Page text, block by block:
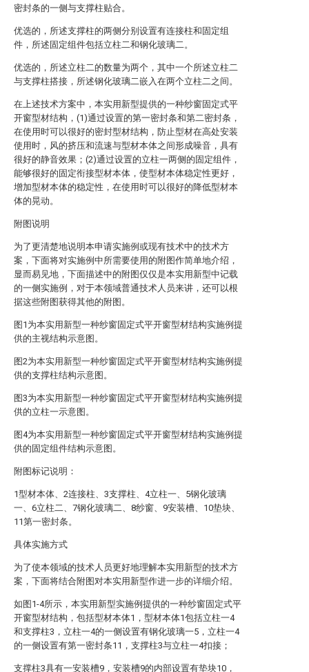
密封条的一侧与支撑柱贴合。
优选的，所述支撑柱的两侧分别设置有连接柱和固定组
件，所述固定组件包括立柱二和钢化玻璃二。
优选的，所述立柱二的数量为两个，其中一个所述立柱二
与支撑柱搭接，所述钢化玻璃二嵌入在两个立柱二之间。
在上述技术方案中，本实用新型提供的一种纱窗固定式平
开窗型材结构，(1)通过设置的第一密封条和第二密封条，
在使用时可以很好的密封型材结构，防止型材在高处安装
使用时，风的挤压和流速与型材本体之间形成噪音，具有
很好的静音效果；(2)通过设置的立柱一两侧的固定组件，
能够很好的固定衔接型材本体，使型材本体稳定性更好，
增加型材本体的稳定性，在使用时可以很好的降低型材本
体的晃动。
附图说明
为了更清楚地说明本申请实施例或现有技术中的技术方
案，下面将对实施例中所需要使用的附图作简单地介绍，
显而易见地，下面描述中的附图仅仅是本实用新型中记载
的一侧实施例，对于本领域普通技术人员来讲，还可以根
据这些附图获得其他的附图。
图1为本实用新型一种纱窗固定式平开窗型材结构实施例提
供的主视结构示意图。
图2为本实用新型一种纱窗固定式平开窗型材结构实施例提
供的支撑柱结构示意图。
图3为本实用新型一种纱窗固定式平开窗型材结构实施例提
供的立柱一示意图。
图4为本实用新型一种纱窗固定式平开窗型材结构实施例提
供的固定组件结构示意图。
附图标记说明：
1型材本体、2连接柱、3支撑柱、4立柱一、5钢化玻璃
一、6立柱二、7钢化玻璃二、8纱窗、9安装槽、10垫块、
11第一密封条。
具体实施方式
为了使本领域的技术人员更好地理解本实用新型的技术方
案，下面将结合附图对本实用新型作进一步的详细介绍。
如图1-4所示，本实用新型实施例提供的一种纱窗固定式平
开窗型材结构，包括型材本体1，型材本体1包括立柱一4
和支撑柱3，立柱一4的一侧设置有钢化玻璃一5，立柱一4
的一侧设置有第一密封条11，支撑柱3与立柱一4扣接；
支撑柱3具有一安装槽9，安装槽9的内部设置有垫块10，